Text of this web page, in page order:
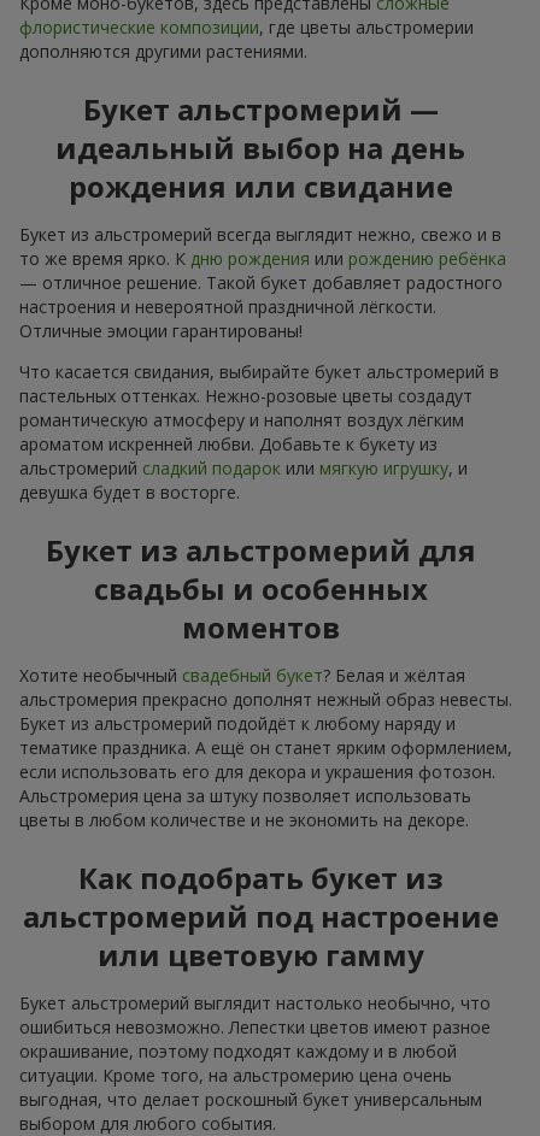
флористические композиции, где цветы альстромерии
дополняются другими растениями.
Букет альстромерий —
идеальный выбор на день
рождения или свидание
Букет из альстромерий всегда выглядит нежно, свежо и в
то же время ярко. К дню рождения или рождению ребёнка
— отличное решение. Такой букет добавляет радостного
настроения и невероятной праздничной лёгкости.
Отличные эмоции гарантированы!
Что касается свидания, выбирайте букет альстромерий в
пастельных оттенках. Нежно-розовые цветы создадут
романтическую атмосферу и наполнят воздух лёгким
ароматом искренней любви. Добавьте к букету из
альстромерий сладкий подарок или мягкую игрушку, и
девушка будет в восторге.
Букет из альстромерий для
свадьбы и особенных
моментов
Хотите необычный свадебный букет? Белая и жёлтая
альстромерия прекрасно дополнят нежный образ невесты.
Букет из альстромерий подойдёт к любому наряду и
тематике праздника. А ещё он станет ярким оформлением,
если использовать его для декора и украшения фотозон.
Альстромерия цена за штуку позволяет использовать
цветы в любом количестве и не экономить на декоре.
Как подобрать букет из
альстромерий под настроение
или цветовую гамму
Букет альстромерий выглядит настолько необычно, что
ошибиться невозможно. Лепестки цветов имеют разное
окрашивание, поэтому подходят каждому и в любой
ситуации. Кроме того, на альстромерию цена очень
выгодная, что делает роскошный букет универсальным
выбором для любого события.